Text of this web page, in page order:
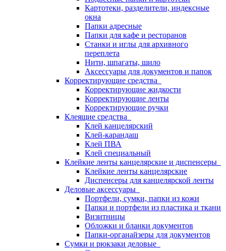
Картотеки, разделители, индексные
окна
Папки адресные
Папки для кафе и ресторанов
Станки и иглы для архивного
переплета
Нити, шпагаты, шило
Аксессуары для документов и папок
Корректирующие средства
Корректирующие жидкости
Корректирующие ленты
Корректирующие ручки
Клеящие средства
Клей канцелярский
Клей-карандаш
Клей ПВА
Клей специальный
Клейкие ленты канцелярские и диспенсеры
Клейкие ленты канцелярские
Диспенсеры для канцелярской ленты
Деловые аксессуары
Портфели, сумки, папки из кожи
Папки и портфели из пластика и ткани
Визитницы
Обложки и бланки документов
Папки-органайзеры для документов
Сумки и рюкзаки деловые